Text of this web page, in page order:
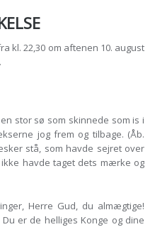
kl. 22,30 om aftenen 10. august
stor sø som skinnede som is i
jog frem og tilbage. (Åb.
stå, som havde sejret over
havde taget dets mærke og
Herre Gud, du almægtige!
er de helliges Konge og dine